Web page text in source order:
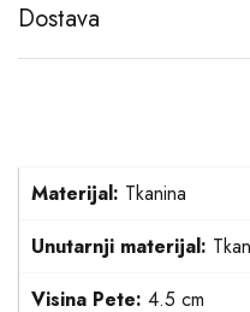
Dostava
Materijal: Tkanina
Unutarnji materijal:
Visina Pete: 4.5 cm